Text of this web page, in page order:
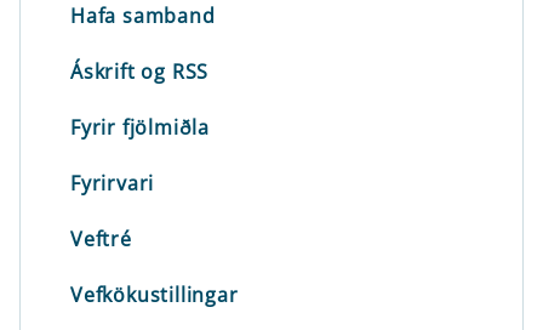
Hafa samband
Áskrift og RSS
Fyrir fjölmiðla
Fyrirvari
Veftré
Vefkökustillingar